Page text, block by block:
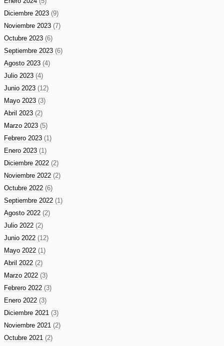
Diciembre 2023 (9)
Noviembre 2023 (7)
Octubre 2023 (6)
Septiembre 2023 (6)
Agosto 2023 (4)
Julio 2023 (4)
Junio 2023 (12)
Mayo 2023 (3)
Abril 2023 (2)
Marzo 2023 (5)
Febrero 2023 (1)
Enero 2023 (1)
Diciembre 2022 (2)
Noviembre 2022 (2)
Octubre 2022 (6)
Septiembre 2022 (1)
Agosto 2022 (2)
Julio 2022 (2)
Junio 2022 (12)
Mayo 2022 (1)
Abril 2022 (2)
Marzo 2022 (3)
Febrero 2022 (3)
Enero 2022 (3)
Diciembre 2021 (3)
Noviembre 2021 (2)
Octubre 2021 (2)